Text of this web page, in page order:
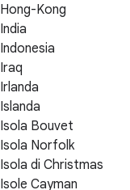
Hong-Kong
India
Indonesia
Iraq
Irlanda
Islanda
Isola Bouvet
Isola Norfolk
Isola di Christmas
Isole Cayman